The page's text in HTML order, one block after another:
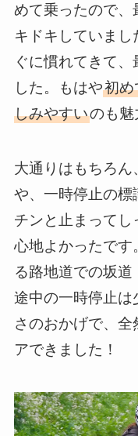
めて乗ったので、
キドキしていま
ぐに慣れてきて
した。もはや初め
しみやすいのも魅
大通りはもちろん
や、一時停止の標
チンと止まってし
心地よかったです
る路地道での坂
途中の一時停止は
さのおかげで、全
アできました！